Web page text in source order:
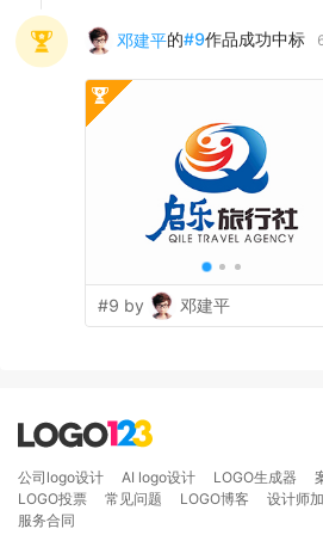
邓建平的#9作品成功中标
#9 by 邓建平
公司logo设计 AI logo设计 LOGO生成器
LOGO投票
常见问题 LOGO博客 设计师
服务合同